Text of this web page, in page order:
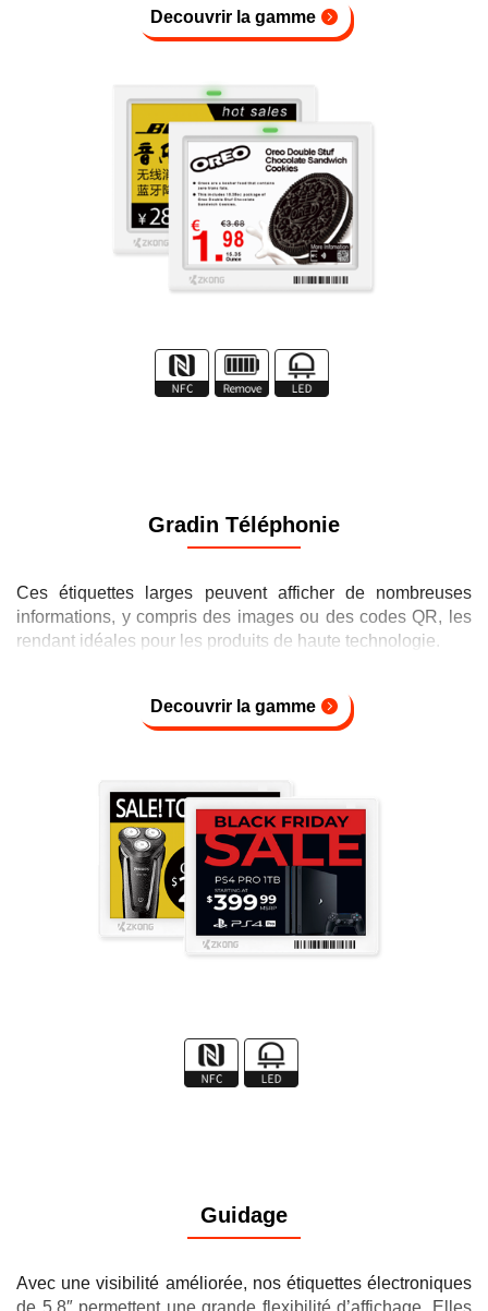
bricolage. Elles permettent une lecture aisée et une mise à
jour rapide des informations.
Decouvrir la gamme
Gradin Téléphonie
Ces étiquettes larges peuvent afficher de nombreuses
informations, y compris des images ou des codes QR, les
rendant idéales pour les produits de haute technologie.
Decouvrir la gamme
Guidage
Avec une visibilité améliorée, nos étiquettes électroniques
de 5.8″ permettent une grande flexibilité d’affichage. Elles